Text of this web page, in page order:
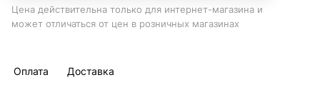
Цена действительна только для интернет-магазина и
может отличаться от цен в розничных магазинах
Оплата Доставка